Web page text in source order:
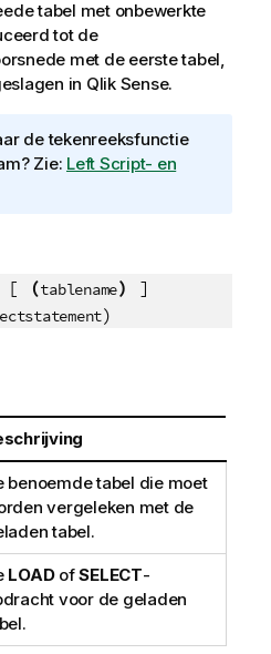
tabel met onbewerkte
tot de
met de eerste tabel,
in Qlik Sense.
de tekenreeksfunctie
Zie: Left Script- en
[ (tablename)
]
)
benoemde tabel die moet
vergeleken met de
tabel.
LOADofSELECT-
voor de geladen